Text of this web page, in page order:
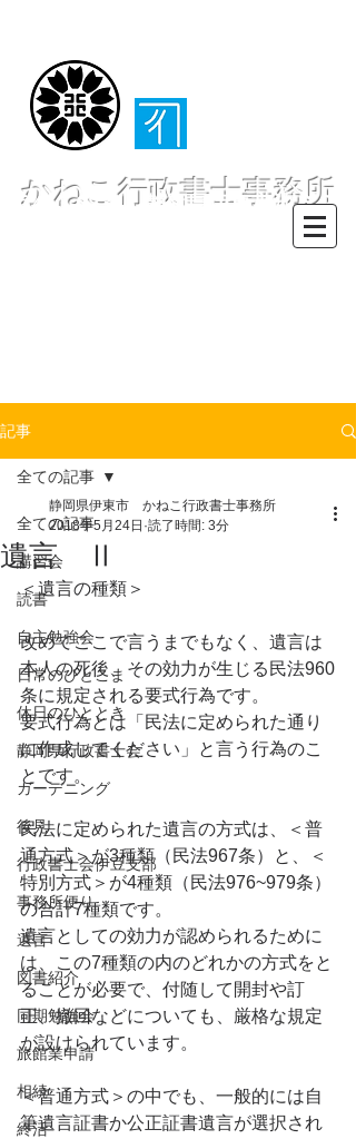
かねこ行政書士事務所
〒413-0234 静岡県伊東市池６２
記事
全ての記事
講習会
読書
自主勉強会
日常のひとこま
休日のひととき
静岡県行政書士会
ガーデニング
後見
行政書士会伊豆支部
事務所便り
遺言
図書紹介
同期勉強会
旅館業申請
相続
終活
全ての記事
遺言 Ⅱ
静岡県伊東市 かねこ行政書士事務所
2018年5月24日 読了時間: 3分
＜遺言の種類＞
改めてここで言うまでもなく、遺言は
本人の死後、その効力が生じる民法960
条に規定される要式行為です。
要式行為とは「民法に定められた通り
に作成してください」と言う行為のこ
とです。
民法に定められた遺言の方式は、＜普
通方式＞が3種類（民法967条）と、＜
特別方式＞が4種類（民法976~979条）
の合計7種類です。
遺言としての効力が認められるために
は、この7種類の内のどれかの方式をと
ることが必要で、付随して開封や訂
正、撤回などについても、厳格な規定
が設けられています。
＜普通方式＞の中でも、一般的には自
筆遺言証書か公正証書遺言が選択され